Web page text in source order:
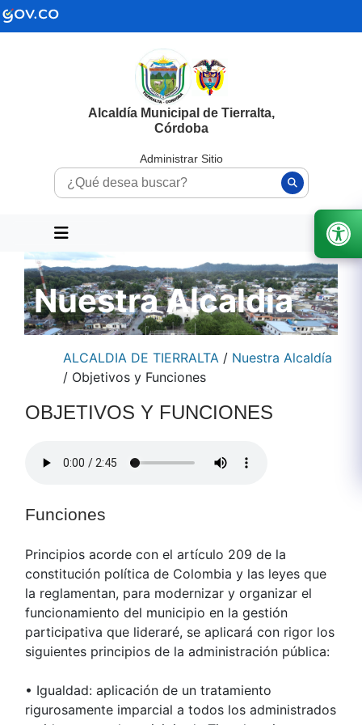
Alcaldía Municipal de Tierralta,
Córdoba
Administrar Sitio
Nuestra Alcaldia
ALCALDIA DE TIERRALTA / Nuestra Alcaldía
/ Objetivos y Funciones
OBJETIVOS Y FUNCIONES
Funciones
Principios acorde con el artículo 209 de la
constitución política de Colombia y las leyes que
la reglamentan, para modernizar y organizar el
funcionamiento del municipio en la gestión
participativa que lideraré, se aplicará con rigor los
siguientes principios de la administración pública:
• Igualdad: aplicación de un tratamiento
rigurosamente imparcial a todos los administrados